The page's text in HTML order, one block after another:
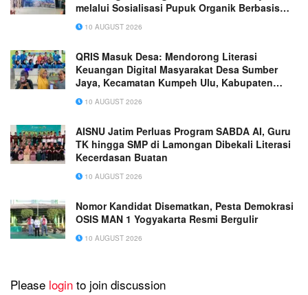
melalui Sosialisasi Pupuk Organik Berbasis
Kotoran Sapi
10 AUGUST 2026
QRIS Masuk Desa: Mendorong Literasi
Keuangan Digital Masyarakat Desa Sumber
Jaya, Kecamatan Kumpeh Ulu, Kabupaten
Muaro Jambi
10 AUGUST 2026
AISNU Jatim Perluas Program SABDA AI, Guru
TK hingga SMP di Lamongan Dibekali Literasi
Kecerdasan Buatan
10 AUGUST 2026
Nomor Kandidat Disematkan, Pesta Demokrasi
OSIS MAN 1 Yogyakarta Resmi Bergulir
10 AUGUST 2026
Please login to join discussion